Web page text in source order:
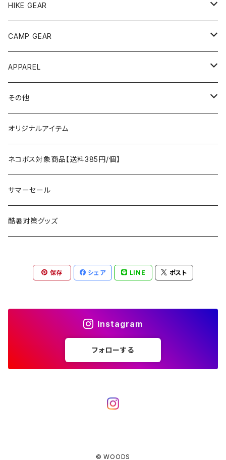
andwander
ANOBA
AO COOLERS
asobito
AS2OV
AXESQUIN
Ballistics
BEDROCK SANDALS
BROOKLYN WORKS
HIKE GEAR
テント、シェルター
バックパック
ポーチ／サコッシュ
ストレージ
パッキングアクセサリー
スリーピングギア
クッキングギア
カトラリー
ヘッドライト／ランタン
アクセサリー
CAMP GEAR
テント、タープ
テント、シェルター
タープ
スリーピングギア
寝袋
マット
アクセサリー
テーブル、チェア
テーブル
チェア
ランタン、ライト
燃料ランタン
LEDライト
焚火台／薪ストーブ
焚火台
七輪、グリル
暖房器具
ガスストーブ
湯たんぽ
斧、鉈
クッキングギア
バーナー／ストーブ
カトラリー
コンテナ、ギアケース
APPAREL
トップス
ボトムス
アンダーウェア
ハンドウェア
ヘッドギア
フットウェア
アクセサリー
その他
遊び
フィッシング
ラジコン
ケア用品
雑貨
アウトレット
オリジナルアイテム
ネコポス対象商品【送料385円/個】
サマーセール
酷暑対策グッズ
保存 シェア LINE ポスト
Instagram
フォローする
© WOODS